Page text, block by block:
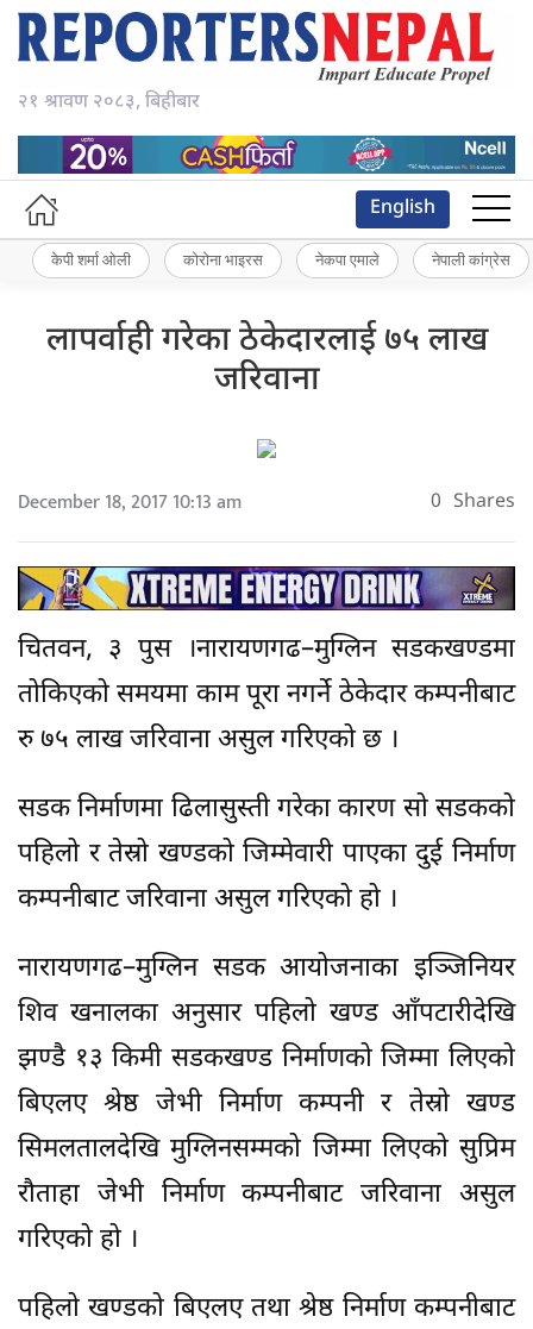
२१ श्रावण २०८३, बिहीबार
English
केपी शर्मा ओली कोरोना भाइरस नेकपा एमाले नेपाली कांग्रेस
लापर्वाही गरेका ठेकेदारलाई ७५ लाख
जरिवाना
December 18, 2017 10:13 am 0 Shares
चितवन, ३ पुस ।नारायणगढ–मुग्लिन सडकखण्डमा
तोकिएको समयमा काम पूरा नगर्ने ठेकेदार कम्पनीबाट
रु ७५ लाख जरिवाना असुल गरिएको छ ।
सडक निर्माणमा ढिलासुस्ती गरेका कारण सो सडकको
पहिलो र तेस्रो खण्डको जिम्मेवारी पाएका दुई निर्माण
कम्पनीबाट जरिवाना असुल गरिएको हो ।
नारायणगढ–मुग्लिन सडक आयोजनाका इञ्जिनियर
शिव खनालका अनुसार पहिलो खण्ड आँपटारीदेखि
झण्डै १३ किमी सडकखण्ड निर्माणको जिम्मा लिएको
बिएलए श्रेष्ठ जेभी निर्माण कम्पनी र तेस्रो खण्ड
सिमलतालदेखि मुग्लिनसम्मको जिम्मा लिएको सुप्रिम
रौताहा जेभी निर्माण कम्पनीबाट जरिवाना असुल
गरिएको हो ।
पहिलो खण्डको बिएलए तथा श्रेष्ठ निर्माण कम्पनीबाट